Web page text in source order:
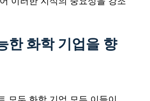
한 화학 기업을 향